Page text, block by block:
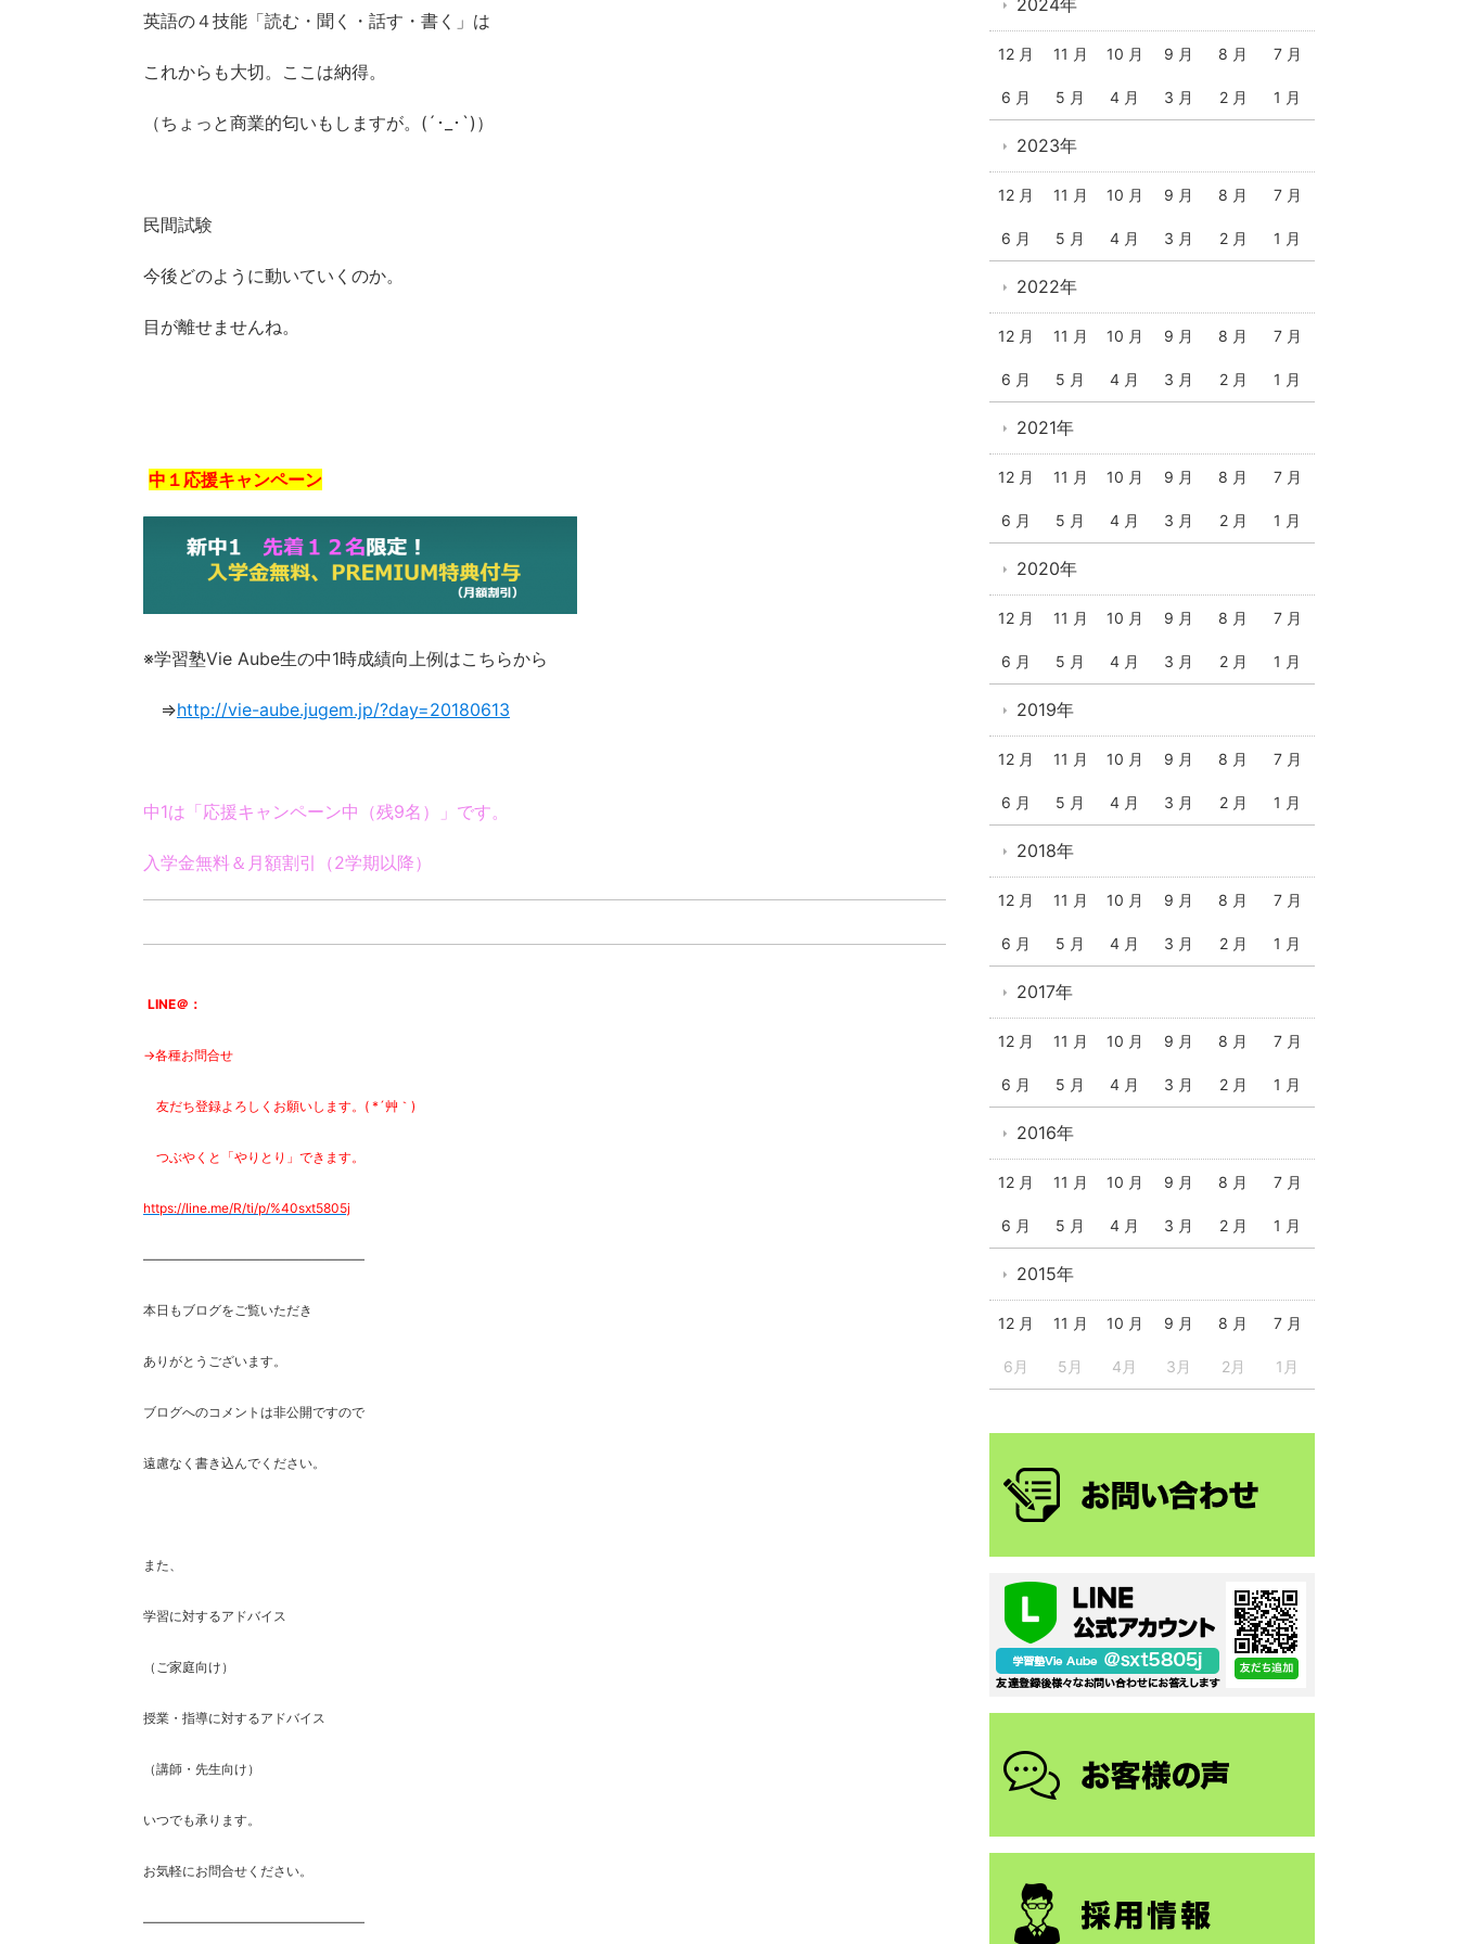
英語の４技能「読む・聞く・話す・書く」は
これからも大切。ここは納得。
（ちょっと商業的匂いもしますが。(´･_･`)）
民間試験
今後どのように動いていくのか。
目が離せませんね。
中１応援キャンペーン
※学習塾Vie Aube生の中1時成績向上例はこちらから
⇒http://vie-aube.jugem.jp/?day=20180613
中1は「応援キャンペーン中（残9名）」です。
入学金無料＆月額割引（2学期以降）
LINE＠：
→各種お問合せ
友だち登録よろしくお願いします。( *´艸｀)
つぶやくと「やりとり」できます。
https://line.me/R/ti/p/%40sxt5805j
―――――――――――――――――
本日もブログをご覧いただき
ありがとうございます。
ブログへのコメントは非公開ですので
遠慮なく書き込んでください。
また、
学習に対するアドバイス
（ご家庭向け）
授業・指導に対するアドバイス
（講師・先生向け）
いつでも承ります。
お気軽にお問合せください。
―――――――――――――――――
2024年
12 月 11 月 10 月 9 月 8 月 7 月
6 月 5 月 4 月 3 月 2 月 1 月
2023年
12 月 11 月 10 月 9 月 8 月 7 月
6 月 5 月 4 月 3 月 2 月 1 月
2022年
12 月 11 月 10 月 9 月 8 月 7 月
6 月 5 月 4 月 3 月 2 月 1 月
2021年
12 月 11 月 10 月 9 月 8 月 7 月
6 月 5 月 4 月 3 月 2 月 1 月
2020年
12 月 11 月 10 月 9 月 8 月 7 月
6 月 5 月 4 月 3 月 2 月 1 月
2019年
12 月 11 月 10 月 9 月 8 月 7 月
6 月 5 月 4 月 3 月 2 月 1 月
2018年
12 月 11 月 10 月 9 月 8 月 7 月
6 月 5 月 4 月 3 月 2 月 1 月
2017年
12 月 11 月 10 月 9 月 8 月 7 月
6 月 5 月 4 月 3 月 2 月 1 月
2016年
12 月 11 月 10 月 9 月 8 月 7 月
6 月 5 月 4 月 3 月 2 月 1 月
2015年
12 月 11 月 10 月 9 月 8 月 7 月
6月 5月 4月 3月 2月 1月